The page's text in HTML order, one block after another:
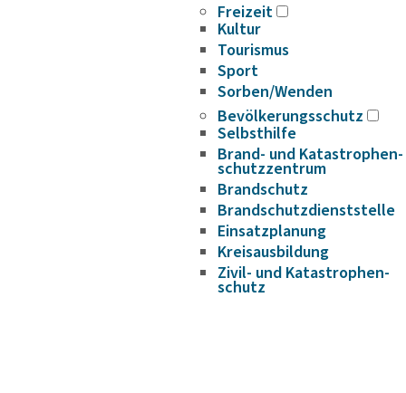
Freizeit
Kultur
Tourismus
Sport
Sorben/Wenden
Bevöl­ke­rungs­schutz
Selbst­hilfe
Brand- und Kata­s­tro­­phen­­
schutz­­zen­trum
Brand­schutz
Brand­schutz­dienst­stelle
Einsatz­pla­nung
Kreis­aus­­bil­­dung
Zivil- und Kata­s­tro­­phen­­
schutz